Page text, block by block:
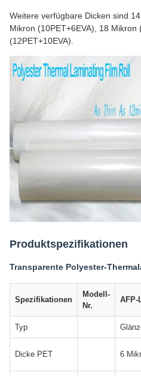
Weitere verfügbare Dicken sind
Mikron (10PET+6EVA), 18 Mikron
(12PET+10EVA).
Produktspezifikationen
Transparente Polyester-
Spezifikationen
Modell-
Nr.
AFP-
Typ
Dicke PET 6